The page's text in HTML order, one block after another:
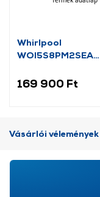
Whirlpool
WOI5S8PM2SEA
169 900 Ft
Vásárlói vélemények